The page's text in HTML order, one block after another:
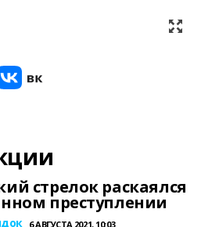
стрелок раскаялся
преступлении
6 АВГУСТА 2021, 10:03